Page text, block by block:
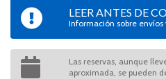
LEER ANTES DE
Información sobre envíos
Las reservas, aunque
aproximada, se pueden